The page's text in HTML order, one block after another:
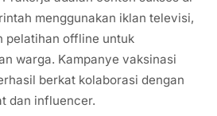
menggunakan iklan televisi,
pelatihan offline untuk
warga. Kampanye vaksinasi
berkat kolaborasi dengan
dan influencer.